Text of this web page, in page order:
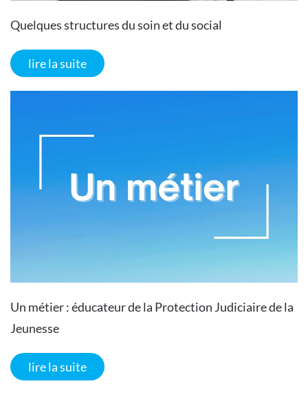
Quelques structures du soin et du social
lire la suite
Un métier : éducateur de la Protection Judiciaire de la
Jeunesse
lire la suite